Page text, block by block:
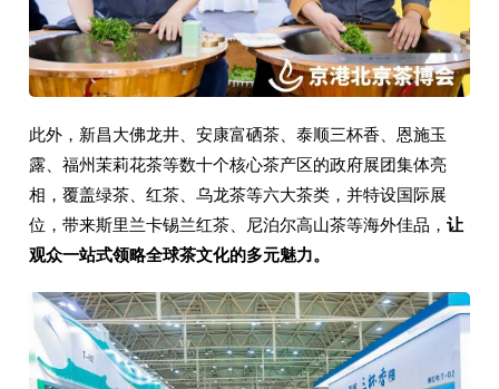
此外，新昌大佛龙井、安康富硒茶、泰顺三杯香、恩施玉
露、福州茉莉花茶等数十个核心茶产区的政府展团集体亮
相，覆盖绿茶、红茶、乌龙茶等六大茶类，并特设国际展
位，带来斯里兰卡锡兰红茶、尼泊尔高山茶等海外佳品， 让
观众一站式领略全球茶文化的多元魅力。